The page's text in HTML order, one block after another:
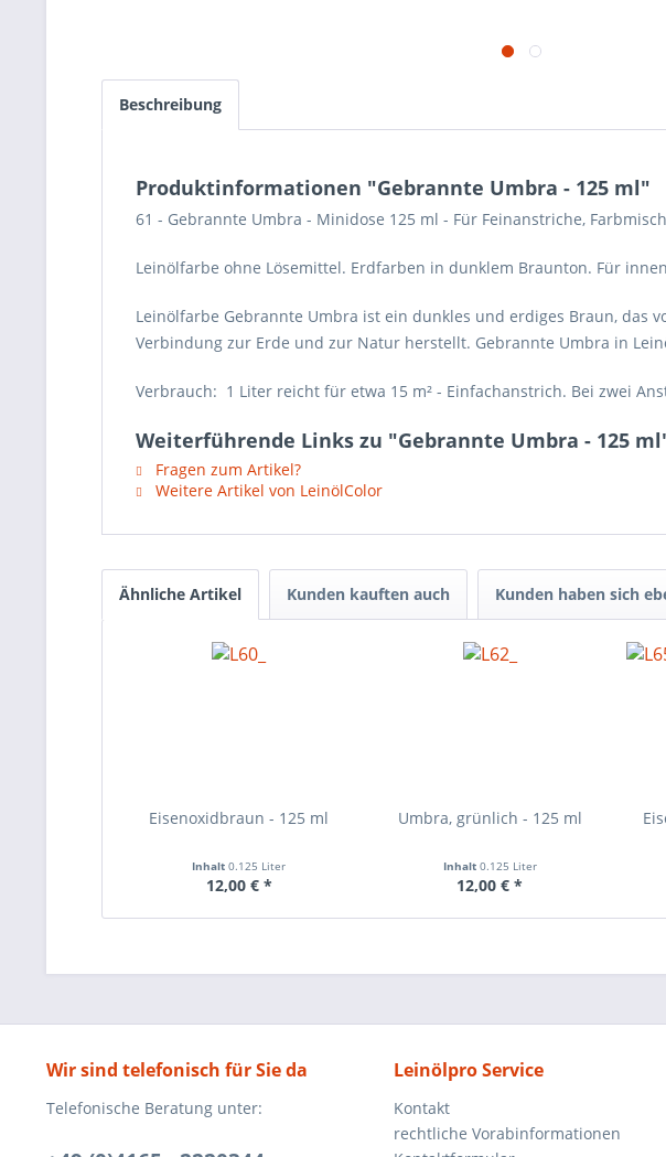
Beschreibung
Produktinformationen "Gebrannte Umbra - 125 ml"
61 - Gebrannte Umbra - Minidose 125 ml - Für Feinanstriche,
Leinölfarbe ohne Lösemittel. Erdfarben in dunklem Braunton. Für
Leinölfarbe Gebrannte Umbra ist ein dunkles und erdiges Braun, das
Verbindung zur Erde und zur Natur herstellt. Gebrannte Umbra in
Verbrauch: 1 Liter reicht für etwa 15 m² - Einfachanstrich. Bei zwei
Weiterführende Links zu "Gebrannte Umbra - 125
Fragen zum Artikel?
Weitere Artikel von LeinölColor
Ähnliche Artikel Kunden kauften auch Kunden haben sich
Eisenoxidbraun - 125 ml
Inhalt0.125 Liter
12,00 € *
Umbra, grünlich - 125 ml
Inhalt 0.125 Liter
12,00 € *
Wir sind telefonisch für Sie da
Telefonische Beratung unter:
Leinölpro Service
Kontakt
rechtliche Vorabinformationen